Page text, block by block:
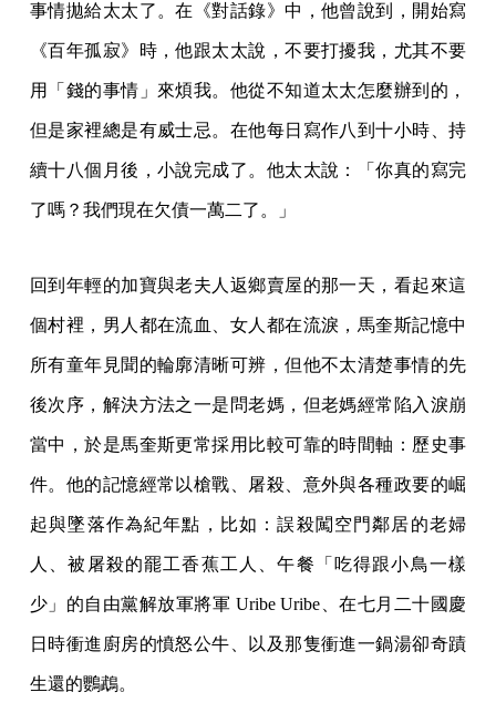
事情拋給太太了。在《對話錄》中，他曾說到，開始寫
《百年孤寂》時，他跟太太說，不要打擾我，尤其不要
用「錢的事情」來煩我。他從不知道太太怎麼辦到的，
但是家裡總是有威士忌。在他每日寫作八到十小時、持
續十八個月後，小說完成了。他太太說：「你真的寫完
了嗎？我們現在欠債一萬二了。」
回到年輕的加寶與老夫人返鄉賣屋的那一天，看起來這
個村裡，男人都在流血、女人都在流淚，馬奎斯記憶中
所有童年見聞的輪廓清晰可辨，但他不太清楚事情的先
後次序，解決方法之一是問老媽，但老媽經常陷入淚崩
當中，於是馬奎斯更常採用比較可靠的時間軸：歷史事
件。他的記憶經常以槍戰、屠殺、意外與各種政要的崛
起與墜落作為紀年點，比如：誤殺闖空門鄰居的老婦
人、被屠殺的罷工香蕉工人、午餐「吃得跟小鳥一樣
少」的自由黨解放軍將軍 Uribe Uribe、在七月二十國慶
日時衝進廚房的憤怒公牛、以及那隻衝進一鍋湯卻奇蹟
生還的鸚鵡。